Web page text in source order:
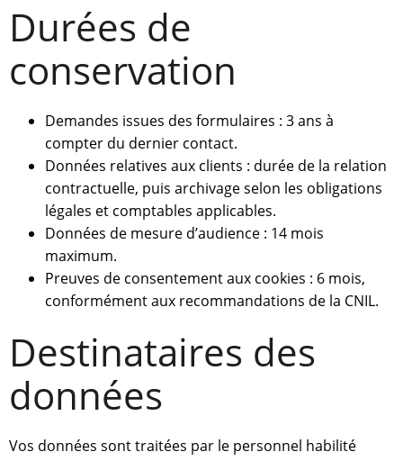
Durées de
conservation
Demandes issues des formulaires : 3 ans à
compter du dernier contact.
Données relatives aux clients : durée de la relation
contractuelle, puis archivage selon les obligations
légales et comptables applicables.
Données de mesure d’audience : 14 mois
maximum.
Preuves de consentement aux cookies : 6 mois,
conformément aux recommandations de la CNIL.
Destinataires des
données
Vos données sont traitées par le personnel habilité